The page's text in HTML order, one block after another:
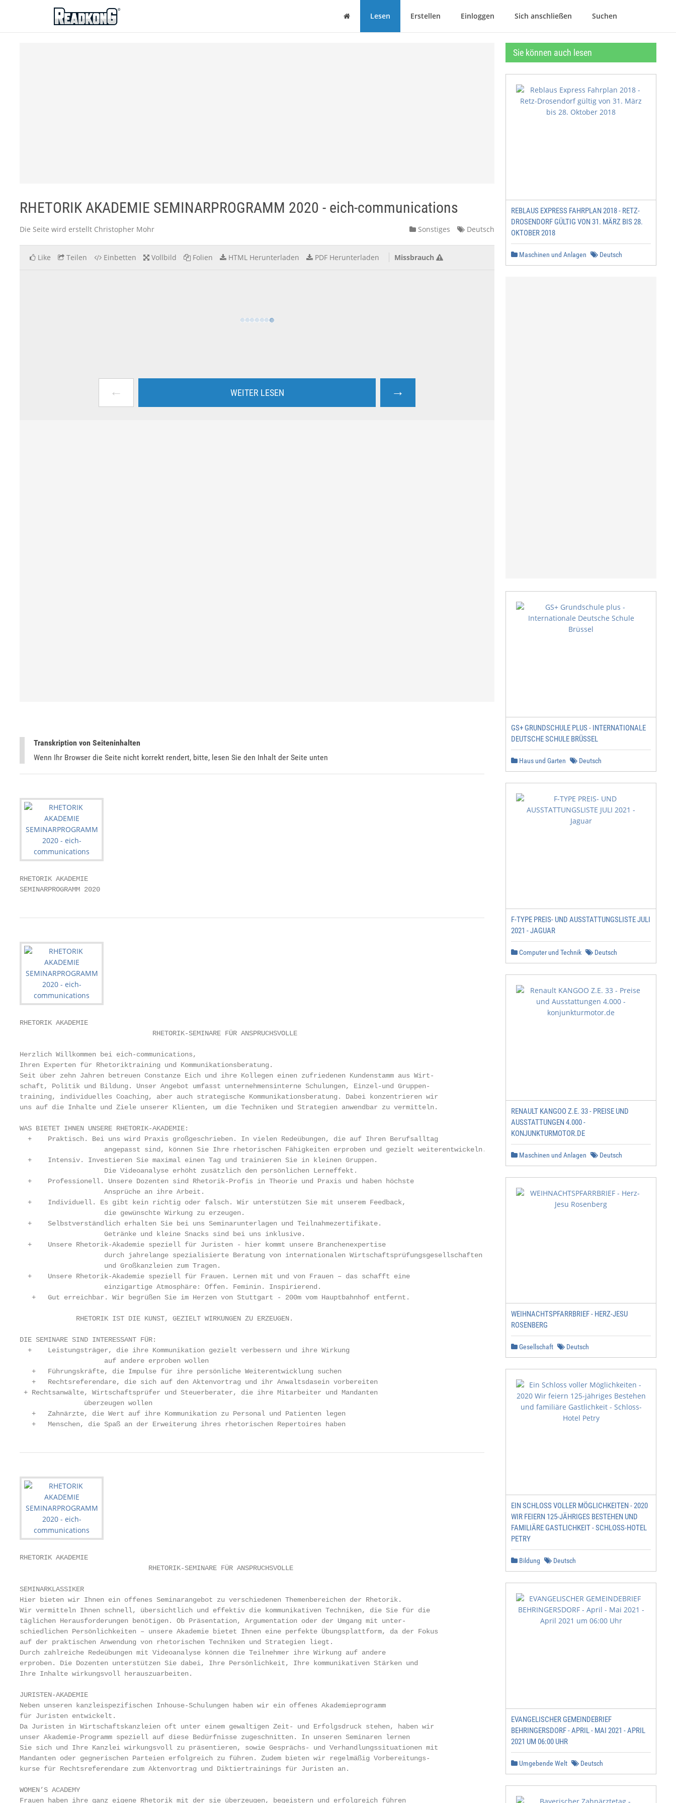
ReadkonG
Haus Lesen Erstellen Einloggen Sich anschließen Suchen
RHETORIK AKADEMIE SEMINARPROGRAMM 2020 - eich-communications
Die Seite wird erstellt Christopher Mohr Sonstiges Deutsch
Like Teilen Einbetten Vollbild Folien HTML Herunterladen PDF Herunterladen Missbrauch
← WEITER LESEN →
Transkription von Seiteninhalten
Wenn Ihr Browser die Seite nicht korrekt rendert, bitte, lesen Sie den Inhalt der Seite unten
RHETORIK AKADEMIE
SEMINARPROGRAMM 2020
RHETORIK AKADEMIE
                                 RHETORIK-SEMINARE FÜR ANSPRUCHSVOLLE
Herzlich Willkommen bei eich‐communications,
Ihren Experten für Rhetoriktraining und Kommunikationsberatung.
Seit über zehn Jahren betreuen Constanze Eich und ihre Kollegen einen zufriedenen Kundenstamm aus Wirt-
schaft, Politik und Bildung. Unser Angebot umfasst unternehmensinterne Schulungen, Einzel-und Gruppen-
training, individuelles Coaching, aber auch strategische Kommunikationsberatung. Dabei konzentrieren wir
uns auf die Inhalte und Ziele unserer Klienten, um die Techniken und Strategien anwendbar zu vermitteln.
WAS BIETET IHNEN UNSERE RHETORIK-AKADEMIE:
  +    Praktisch. Bei uns wird Praxis großgeschrieben. In vielen Redeübungen, die auf Ihren Berufsalltag
  +    Intensiv. Investieren Sie maximal einen Tag und trainieren Sie in kleinen Gruppen.
  +    Professionell. Unsere Dozenten sind Rhetorik-Profis in Theorie und Praxis und haben höchste
  +    Individuell. Es gibt kein richtig oder falsch. Wir unterstützen Sie mit unserem Feedback,
  +    Selbstverständlich erhalten Sie bei uns Seminarunterlagen und Teilnahmezertifikate.
  +    Unsere Rhetorik-Akademie speziell für Juristen - hier kommt unsere Branchenexpertise
  +    Unsere Rhetorik-Akademie speziell für Frauen. Lernen mit und von Frauen – das schafft eine
   +   Gut erreichbar. Wir begrüßen Sie im Herzen von Stuttgart - 200m vom Hauptbahnhof entfernt.
              RHETORIK IST DIE KUNST, GEZIELT WIRKUNGEN ZU ERZEUGEN.
DIE SEMINARE SIND INTERESSANT FÜR:
  +    Leistungsträger, die ihre Kommunikation gezielt verbessern und ihre Wirkung
   +   Führungskräfte, die Impulse für ihre persönliche Weiterentwicklung suchen
   +   Rechtsreferendare, die sich auf den Aktenvortrag und ihr Anwaltsdasein vorbereiten
+ Rechtsanwälte, Wirtschaftsprüfer und Steuerberater, die ihre Mitarbeiter und Mandanten
   +   Zahnärzte, die Wert auf ihre Kommunikation zu Personal und Patienten legen
   +   Menschen, die Spaß an der Erweiterung ihres rhetorischen Repertoires haben
RHETORIK AKADEMIE
                                RHETORIK-SEMINARE FÜR ANSPRUCHSVOLLE
SEMINARKLASSIKER
Hier bieten wir Ihnen ein offenes Seminarangebot zu verschiedenen Themenbereichen der Rhetorik.
Wir vermitteln Ihnen schnell, übersichtlich und effektiv die kommunikativen Techniken, die Sie für die
täglichen Herausforderungen benötigen. Ob Präsentation, Argumentation oder der Umgang mit unter-
schiedlichen Persönlichkeiten – unsere Akademie bietet Ihnen eine perfekte Übungsplattform, da der Fokus
auf der praktischen Anwendung von rhetorischen Techniken und Strategien liegt.
Durch zahlreiche Redeübungen mit Videoanalyse können die Teilnehmer ihre Wirkung auf andere
erproben. Die Dozenten unterstützen Sie dabei, Ihre Persönlichkeit, Ihre kommunikativen Stärken und
Ihre Inhalte wirkungsvoll herauszuarbeiten.
JURISTEN-AKADEMIE
Neben unseren kanzleispezifischen Inhouse-Schulungen haben wir ein offenes Akademieprogramm
für Juristen entwickelt.
Da Juristen in Wirtschaftskanzleien oft unter einem gewaltigen Zeit- und Erfolgsdruck stehen, haben wir
unser Akademie-Programm speziell auf diese Bedürfnisse zugeschnitten. In unseren Seminaren lernen
Sie sich und Ihre Kanzlei wirkungsvoll zu präsentieren, sowie Gesprächs- und Verhandlungssituationen mit
Mandanten oder gegnerischen Parteien erfolgreich zu führen. Zudem bieten wir regelmäßig Vorbereitungs-
kurse für Rechtsreferendare zum Aktenvortrag und Diktiertrainings für Juristen an.
WOMEN’S ACADEMY
Frauen haben ihre ganz eigene Rhetorik mit der sie überzeugen, begeistern und erfolgreich führen
Sie können auch lesen
REBLAUS EXPRESS FAHRPLAN 2018 - RETZ-
DROSENDORF GÜLTIG VON 31. MÄRZ BIS 28.
OKTOBER 2018
Maschinen und Anlagen Deutsch
GS+ GRUNDSCHULE PLUS - INTERNATIONALE
DEUTSCHE SCHULE BRÜSSEL
Haus und Garten Deutsch
F-TYPE PREIS- UND AUSSTATTUNGSLISTE JULI
2021 - JAGUAR
Computer und Technik Deutsch
RENAULT KANGOO Z.E. 33 - PREISE UND
AUSSTATTUNGEN 4.000 -
KONJUNKTURMOTOR.DE
Maschinen und Anlagen Deutsch
WEIHNACHTSPFARRBRIEF - HERZ-JESU
ROSENBERG
Gesellschaft Deutsch
EIN SCHLOSS VOLLER MÖGLICHKEITEN - 2020
WIR FEIERN 125-JÄHRIGES BESTEHEN UND
FAMILIÄRE GASTLICHKEIT - SCHLOSS-HOTEL
PETRY
Bildung Deutsch
EVANGELISCHER GEMEINDEBRIEF
BEHRINGERSDORF - APRIL - MAI 2021 - APRIL
2021 UM 06:00 UHR
Umgebende Welt Deutsch